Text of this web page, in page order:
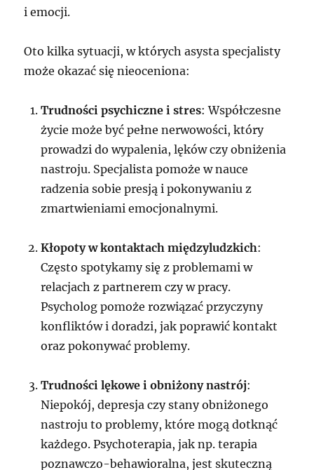
i emocji.
Oto kilka sytuacji, w których asysta specjalisty
może okazać się nieoceniona:
Trudności psychiczne i stres: Współczesne
życie może być pełne nerwowości, który
prowadzi do wypalenia, lęków czy obniżenia
nastroju. Specjalista pomoże w nauce
radzenia sobie presją i pokonywaniu z
zmartwieniami emocjonalnymi.
Kłopoty w kontaktach międzyludzkich:
Często spotykamy się z problemami w
relacjach z partnerem czy w pracy.
Psycholog pomoże rozwiązać przyczyny
konfliktów i doradzi, jak poprawić kontakt
oraz pokonywać problemy.
Trudności lękowe i obniżony nastrój:
Niepokój, depresja czy stany obniżonego
nastroju to problemy, które mogą dotknąć
każdego. Psychoterapia, jak np. terapia
poznawczo-behawioralna, jest skuteczną